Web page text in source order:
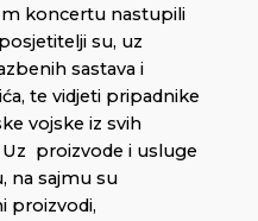
koncertu nastupili
su, uz
sastava i
te vidjeti pripadnike
vojske iz svih
Uz proizvode i usluge
na sajmu su
proizvodi,